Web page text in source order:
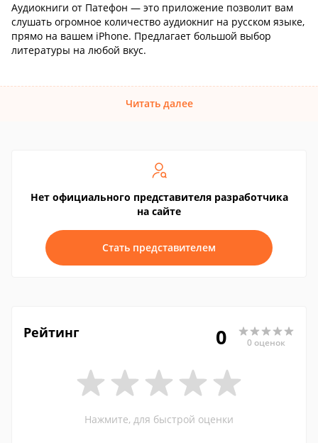
Аудиокниги от Патефон — это приложение позволит вам
слушать огромное количество аудиокниг на русском языке,
прямо на вашем iPhone. Предлагает большой выбор
литературы на любой вкус.
Читать далее
Нет официального представителя разработчика
на сайте
Стать представителем
Рейтинг 0 0 оценок
Нажмите, для быстрой оценки